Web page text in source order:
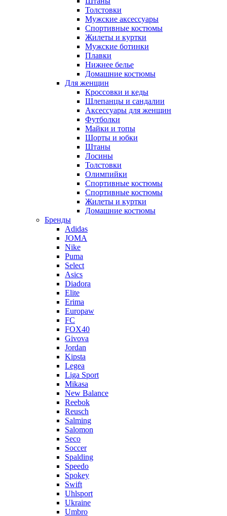
Толстовки
Мужские аксессуары
Спортивные костюмы
Жилеты и куртки
Мужские ботинки
Плавки
Нижнее белье
Домашние костюмы
Для женщин
Кроссовки и кеды
Шлепанцы и сандалии
Аксессуары для женщин
Футболки
Майки и топы
Шорты и юбки
Штаны
Лосины
Толстовки
Олимпийки
Спортивные костюмы
Спортивные костюмы
Жилеты и куртки
Домашние костюмы
Бренды
Adidas
JOMA
Nike
Puma
Select
Asics
Diadora
Elite
Erima
Europaw
FC
FOX40
Givova
Jordan
Kipsta
Legea
Liga Sport
Mikasa
New Balance
Reebok
Reusch
Salming
Salomon
Seco
Soccer
Spalding
Speedo
Spokey
Swift
Uhlsport
Ukraine
Umbro